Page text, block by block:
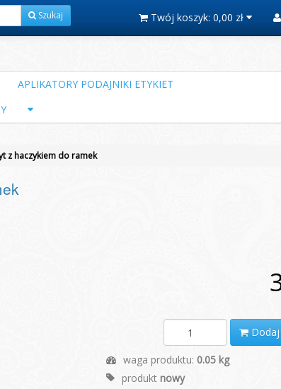
Szukaj Twój koszyk: 0,00 zł
APLIKATORY PODAJNIKI ETYKIET
z haczykiem do ramek
waga produktu: 0.05 kg
produkt nowy